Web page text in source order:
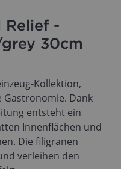
Relief -
30cm
Kollektion,
Dank
entsteht ein
Innenflächen und
Die filigranen
verleihen den